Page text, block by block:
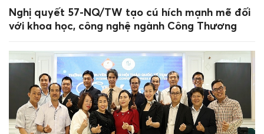
Nghị quyết 57-NQ/TW tạo cú hích mạnh mẽ đối
với khoa học, công nghệ ngành Công Thương